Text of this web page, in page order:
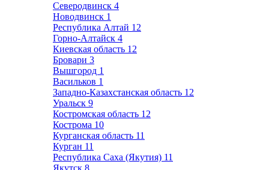
Северодвинск 4
Новодвинск 1
Республика Алтай 12
Горно-Алтайск 4
Киевская область 12
Бровари 3
Вышгород 1
Васильков 1
Западно-Казахстанская область 12
Уральск 9
Костромская область 12
Кострома 10
Курганская область 11
Курган 11
Республика Саха (Якутия) 11
Якутск 8